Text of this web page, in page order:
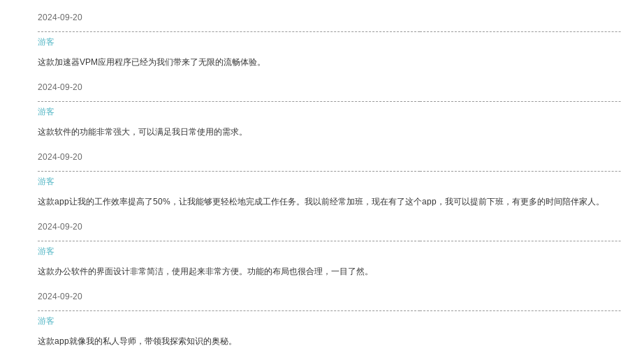
2024-09-20
游客
这款加速器VPM应用程序已经为我们带来了无限的流畅体验。
2024-09-20
游客
这款软件的功能非常强大，可以满足我日常使用的需求。
2024-09-20
游客
这款app让我的工作效率提高了50%，让我能够更轻松地完成工作任务。我以前经常加班，现在有了这个app，我可以提前下班，有更多的时间陪伴家人。
2024-09-20
游客
这款办公软件的界面设计非常简洁，使用起来非常方便。功能的布局也很合理，一目了然。
2024-09-20
游客
这款app就像我的私人导师，带领我探索知识的奥秘。